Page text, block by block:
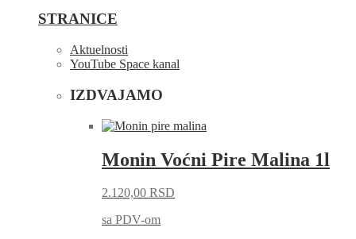
STRANICE
Aktuelnosti
YouTube Space kanal
IZDVAJAMO
Monin Voćni Pire Malina 1l
2.120,00 RSD
sa PDV-om